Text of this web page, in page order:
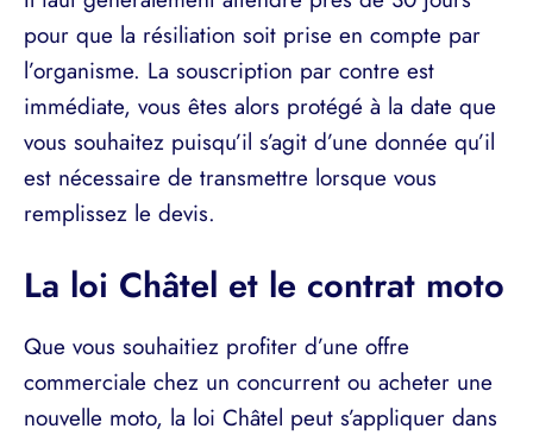
pour que la résiliation soit prise en compte par
l’organisme. La souscription par contre est
immédiate, vous êtes alors protégé à la date que
vous souhaitez puisqu’il s’agit d’une donnée qu’il
est nécessaire de transmettre lorsque vous
remplissez le devis.
La loi Châtel et le contrat moto
Que vous souhaitiez profiter d’une offre
commerciale chez un concurrent ou acheter une
nouvelle moto, la loi Châtel peut s’appliquer dans